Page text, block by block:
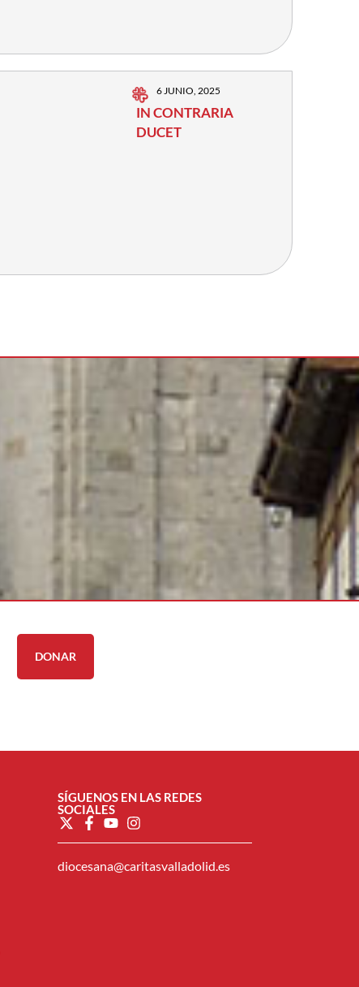
6 JUNIO, 2025
IN CONTRARIA
DUCET
DONAR
SÍGUENOS EN LAS REDES
SOCIALES
diocesana@caritasvalladolid.es